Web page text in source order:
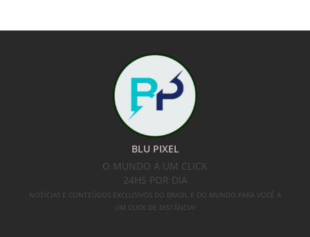
BLU PIXEL
O MUNDO A UM CLICK
24HS POR DIA
NOTÍCIAS E CONTEÚDOS EXCLUSIVOS DO BRASIL E DO MUNDO PARA VOCÊ A
UM CLICK DE DISTÂNCIA!